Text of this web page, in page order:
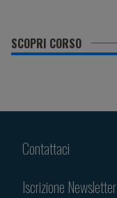
SCOPRI CORSO
Contattaci
Iscrizione Newsletter